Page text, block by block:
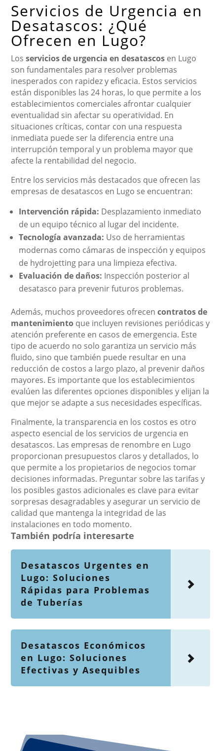
Servicios de Urgencia en
Desatascos: ¿Qué
Ofrecen en Lugo?
Losservicios de urgencia en desatascos en Lugo
son fundamentales para resolver problemas
inesperados con rapidez y eficacia. Estos servicios
están disponibles las 24 horas, lo que permite a los
establecimientos comerciales afrontar cualquier
eventualidad sin afectar su operatividad. En
situaciones críticas, contar con una respuesta
inmediata puede ser la diferencia entre una
interrupción temporal y un problema mayor que
afecte la rentabilidad del negocio.
Entre los servicios más destacados que ofrecen las
empresas de desatascos en Lugo se encuentran:
Intervención rápida: Desplazamiento inmediato
de un equipo técnico al lugar del incidente.
Tecnología avanzada: Uso de herramientas
modernas como cámaras de inspección y equipos
de hydrojetting para una limpieza efectiva.
Evaluación de daños: Inspección posterior al
desatasco para prevenir futuros problemas.
Además, muchos proveedores ofrecencontratos de
mantenimiento que incluyen revisiones periódicas y
atención preferente en casos de emergencia. Este
tipo de acuerdo no solo garantiza un servicio más
fluido, sino que también puede resultar en una
reducción de costos a largo plazo, al prevenir daños
mayores. Es importante que los establecimientos
evalúen las diferentes opciones disponibles y elijan la
que mejor se adapte a sus necesidades específicas.
Finalmente, la transparencia en los costos es otro
aspecto esencial de los servicios de urgencia en
desatascos. Las empresas de renombre en Lugo
proporcionan presupuestos claros y detallados, lo
que permite a los propietarios de negocios tomar
decisiones informadas. Preguntar sobre las tarifas y
los posibles gastos adicionales es clave para evitar
sorpresas desagradables y asegurar un servicio de
calidad que mantenga la integridad de las
instalaciones en todo momento.
También podría interesarte
Desatascos Urgentes en
Lugo: Soluciones
Rápidas para Problemas
de Tuberías
Desatascos Económicos
en Lugo: Soluciones
Efectivas y Asequibles